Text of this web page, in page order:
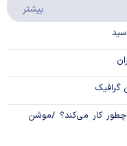
بیشتر
گرافیک
کار می‌کند؟ /موشن